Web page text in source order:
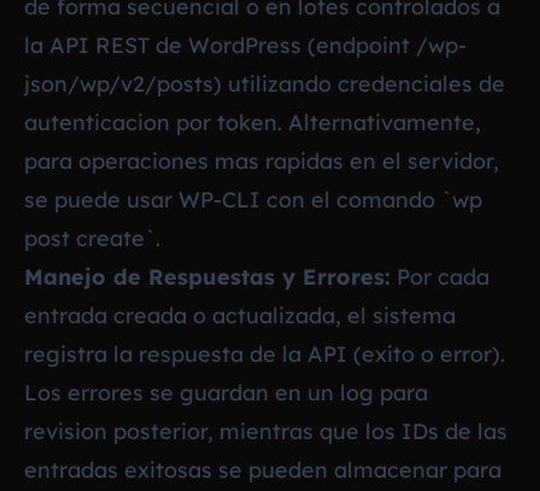
de forma secuencial o en lotes controlados a
la API REST de WordPress (endpoint /wp-
json/wp/v2/posts) utilizando credenciales de
autenticacion por token. Alternativamente,
para operaciones mas rapidas en el servidor,
se puede usar WP-CLI con el comando `wp
post create`.
Manejo de Respuestas y Errores: Por cada
entrada creada o actualizada, el sistema
registra la respuesta de la API (exito o error).
Los errores se guardan en un log para
revision posterior, mientras que los IDs de las
entradas exitosas se pueden almacenar para